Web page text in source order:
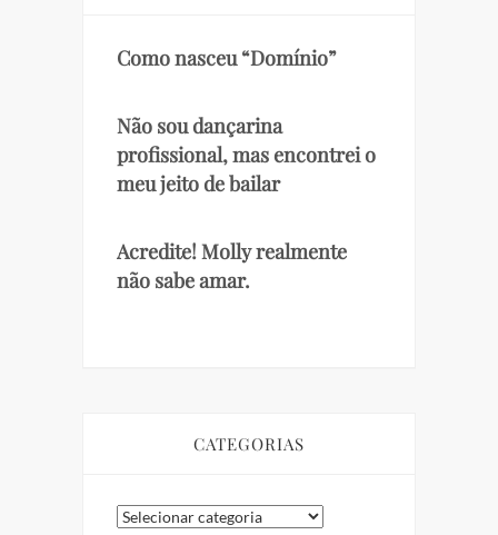
Como nasceu “Domínio”
Não sou dançarina
profissional, mas encontrei o
meu jeito de bailar
Acredite! Molly realmente
não sabe amar.
CATEGORIAS
Categorias